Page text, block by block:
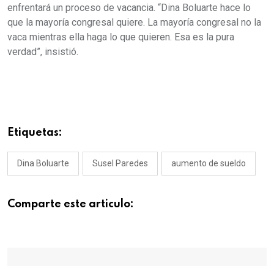
enfrentará un proceso de vacancia. “Dina Boluarte hace lo
que la mayoría congresal quiere. La mayoría congresal no la
vaca mientras ella haga lo que quieren. Esa es la pura
verdad”, insistió.
Etiquetas:
Dina Boluarte Susel Paredes aumento de sueldo
Comparte este articulo: